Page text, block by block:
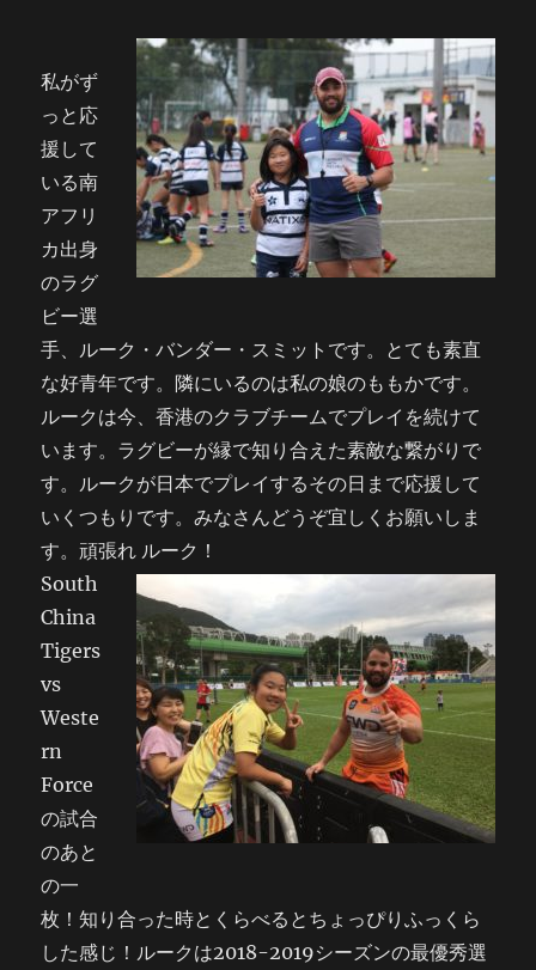
私がず
っと応
援して
いる南
アフリ
カ出身
のラグ
ビー選
手、ルーク・バンダー・スミットです。とても素直
な好青年です。隣にいるのは私の娘のももかです。
ルークは今、香港のクラブチームでプレイを続けて
います。ラグビーが縁で知り合えた素敵な繋がりで
す。ルークが日本でプレイするその日まで応援して
いくつもりです。みなさんどうぞ宜しくお願いしま
す。頑張れ ルーク！
South
China
Tigers
vs
Weste
rn
Force
の試合
のあと
の一
枚！知り合った時とくらべるとちょっぴりふっくら
した感じ！ルークは2018-2019シーズンの最優秀選